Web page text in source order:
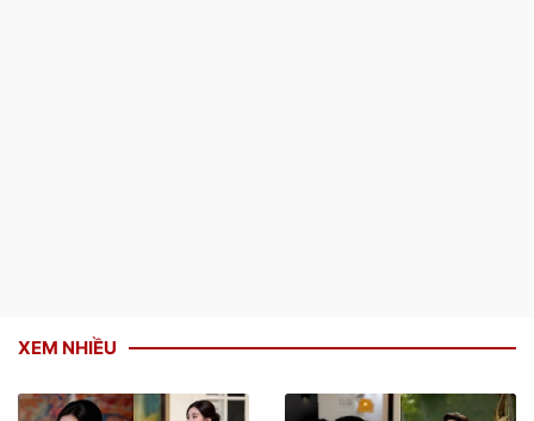
XEM NHIỀU